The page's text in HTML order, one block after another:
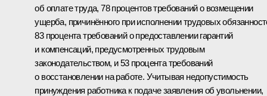
об оплате труда, 78 процентов требований о возмещении
ущерба, причинённого при исполнении трудовых
83 процента требований о предоставлении гарантий
и компенсаций, предусмотренных трудовым
законодательством, и 53 процента требований
о восстановлении на работе. Учитывая недопустимость
принуждения работника к подаче заявления об увольнении,